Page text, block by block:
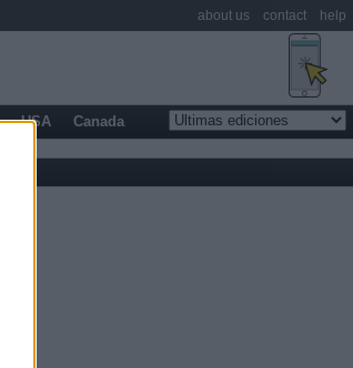
USA Canada
about us contact help